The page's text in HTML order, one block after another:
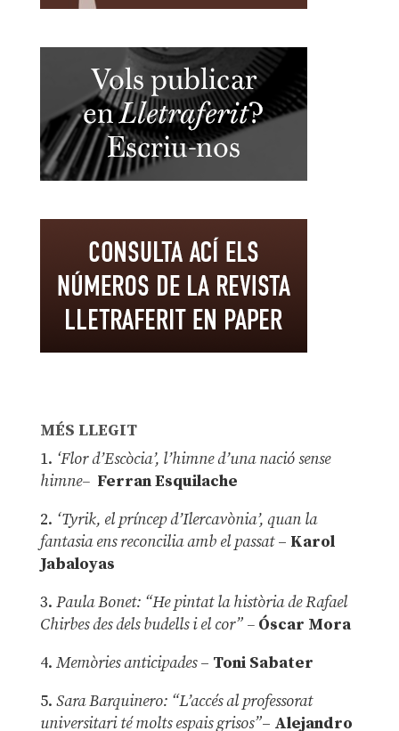
MÉS LLEGIT
1. ‘Flor d’Escòcia’, l’himne d’una nació sense
himne– Ferran Esquilache
2. ‘Tyrik, el príncep d’Ilercavònia’, quan la
fantasia ens reconcilia amb el passat– Karol
Jabaloyas
3. Paula Bonet: “He pintat la història de Rafael
Chirbes des dels budells i el cor” –Óscar Mora
4. Memòries anticipades– Toni Sabater
5. Sara Barquinero: “L’accés al professorat
universitari té molts espais grisos”– Alejandro